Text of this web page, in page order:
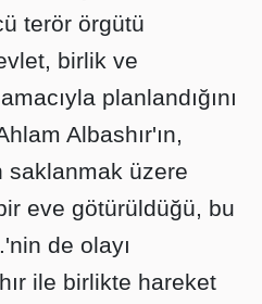
terör örgütü
birlik ve
planlandığını
Albashır'ın,
saklanmak üzere
eve götürüldüğü, bu
de olayı
ile birlikte hareket